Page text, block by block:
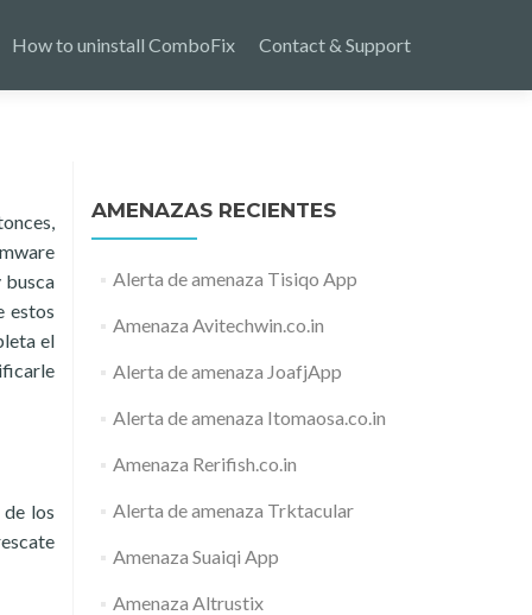
How to uninstall ComboFix Contact & Support
busca
estos
el
los
AMENAZAS RECIENTES
Alerta de amenaza Tisiqo App
Amenaza Avitechwin.co.in
Alerta de amenaza JoafjApp
Alerta de amenaza Itomaosa.co.in
Amenaza Rerifish.co.in
Alerta de amenaza Trktacular
Amenaza Suaiqi App
Amenaza Altrustix